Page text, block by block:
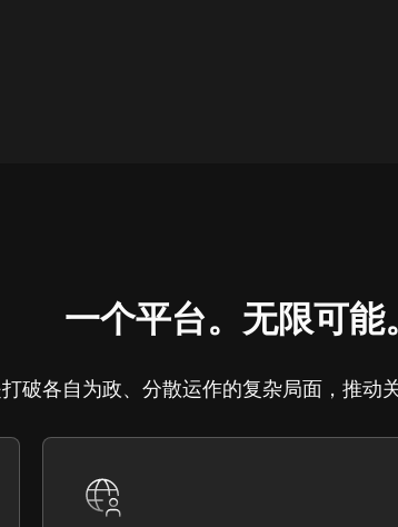
一个平台。无限可能。
破各自为政、分散运作的复杂局面，推动